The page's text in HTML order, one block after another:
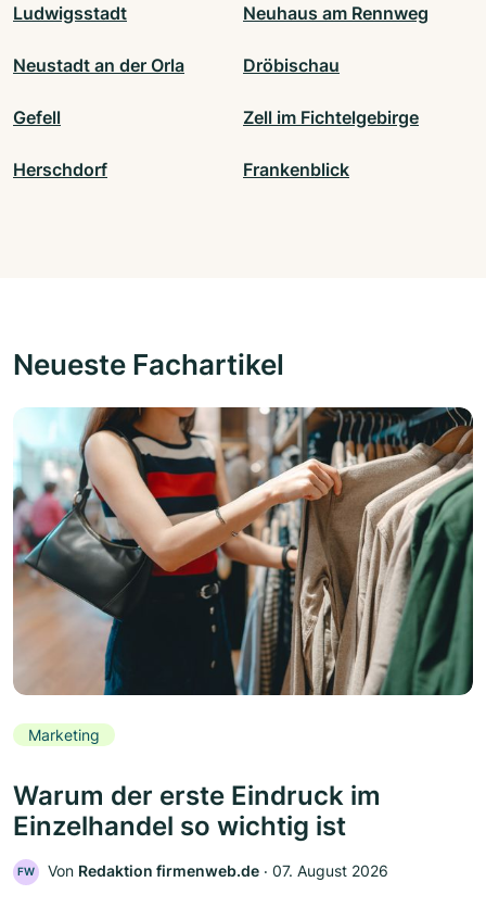
Ludwigsstadt Neuhaus am Rennweg
Neustadt an der Orla Dröbischau
Gefell Zell im Fichtelgebirge
Herschdorf Frankenblick
Neueste Fachartikel
Marketing
Warum der erste Eindruck im
Einzelhandel so wichtig ist
FW Von Redaktion firmenweb.de ‧ 07. August 2026